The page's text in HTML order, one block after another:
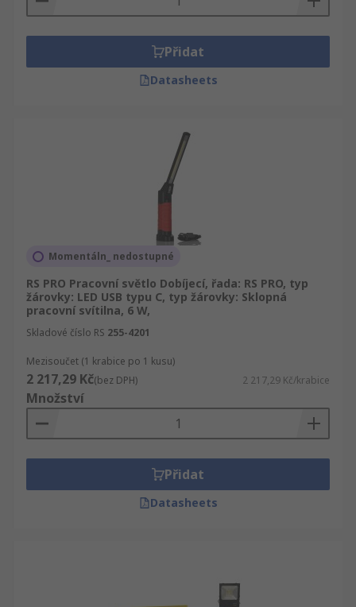
Přidat
Datasheets
Momentáln_ nedostupné
RS PRO Pracovní světlo Dobíjecí, řada: RS PRO, typ
žárovky: LED USB typu C, typ žárovky: Sklopná
pracovní svítilna, 6 W,
Skladové číslo RS 255-4201
Mezisoučet (1 krabice po 1 kusu)
2 217,29 Kč(bez DPH) 2 217,29 Kč/krabice
Množství
Přidat
Datasheets